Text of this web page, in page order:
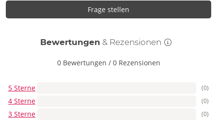
Frage stellen
Bewertungen & Rezensionen
0 Bewertungen / 0 Rezensionen
5 Sterne (0)
4 Sterne (0)
3 Sterne (0)